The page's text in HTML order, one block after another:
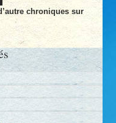
chroniques sur